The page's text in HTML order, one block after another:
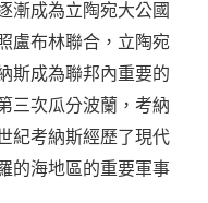
漸成為立陶宛大公國
盧布林聯合，立陶宛
斯成為聯邦內重要的
三次瓜分波蘭，考納
紀考納斯經歷了現代
的海地區的重要軍事